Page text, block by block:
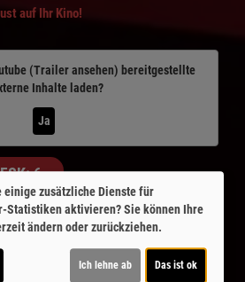
auf Ihr Kino!
(Trailer ansehen) bereitgestellte
Inhalte laden?
Ja
6
zusätzliche Dienste für
Statistikenaktivieren? Sie können Ihre
ändern oder zurückziehen.
Ich lehne ab Das ist ok